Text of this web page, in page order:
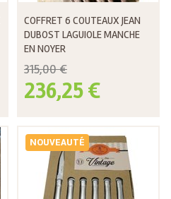
COFFRET 6 COUTEAUX JEAN
DUBOST LAGUIOLE MANCHE
EN NOYER
315,00 €
236,25 €
NOUVEAUTÉ